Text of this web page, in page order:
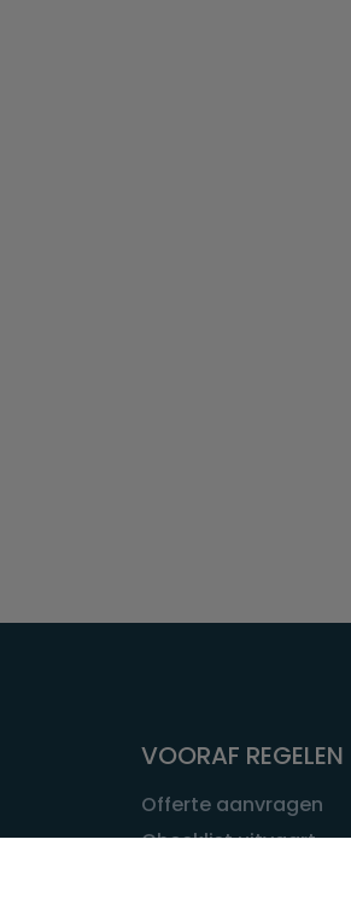
VOORAF REGELEN
Offerte aanvragen
Checklist uitvaart